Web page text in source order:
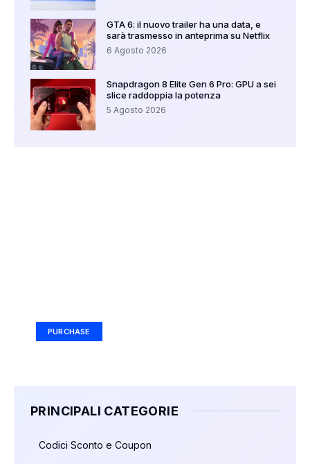
GTA 6: il nuovo trailer ha una data, e
sarà trasmesso in anteprima su Netflix
6 Agosto 2026
Snapdragon 8 Elite Gen 6 Pro: GPU a sei
slice raddoppia la potenza
5 Agosto 2026
PURCHASE
PRINCIPALI CATEGORIE
Codici Sconto e Coupon